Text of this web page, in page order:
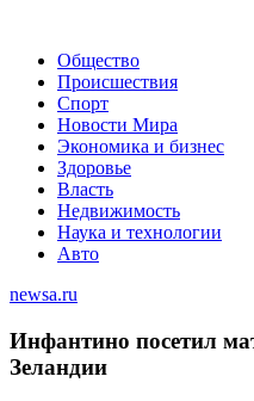
Общество
Происшествия
Спорт
Новости Мира
Экономика и бизнес
Здоровье
Власть
Недвижимость
Наука и технологии
Авто
newsa.ru
Инфантино посетил
Зеландии